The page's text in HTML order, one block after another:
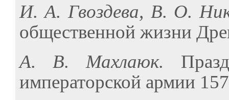
И. А. Гвоздева, В. О.
общественной жизни
А. В. Махлаюк.
императорской армии 157